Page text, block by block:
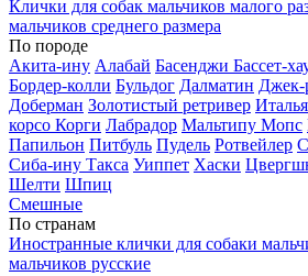
Клички для собак мальчиков малого
мальчиков среднего размера
По породе
Акита-ину Алабай Басенджи Бассет-
Бордер-колли Бульдог Далматин Джек-
Доберман Золотистый ретривер
корсо Корги Лабрадор Мальтипу Мопс
Папильон Питбуль Пудель Ротвейлер
Сиба-ину Такса Уиппет Хаски
Шелти Шпиц
Смешные
По странам
Иностранные клички для собаки
мальчиков русские